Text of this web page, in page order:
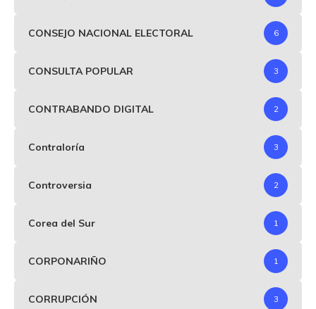
CONSEJO NACIONAL ELECTORAL 6
CONSULTA POPULAR 3
CONTRABANDO DIGITAL 2
Contraloría 3
Controversia 2
Corea del Sur 1
CORPONARIÑO 1
CORRUPCIÓN 3